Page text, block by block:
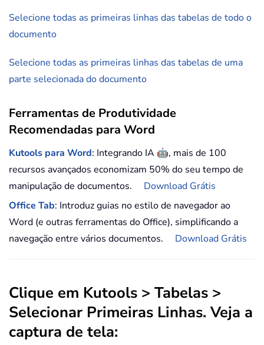
Selecione todas as primeiras linhas das tabelas de todo o
documento
Selecione todas as primeiras linhas das tabelas de uma
parte selecionada do documento
Ferramentas de Produtividade
Recomendadas para Word
Kutools para Word: Integrando IA 🤖, mais de 100
recursos avançados economizam 50% do seu tempo de
manipulação de documentos.
Download Grátis
Office Tab: Introduz guias no estilo de navegador ao
Word (e outras ferramentas do Office), simplificando a
navegação entre vários documentos.
Download Grátis
Clique em Kutools > Tabelas >
Selecionar Primeiras Linhas. Veja a
captura de tela: